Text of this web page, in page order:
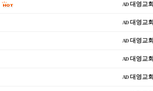
AD 대영교회
AD 대영교회
AD 대영교회
AD 대영교회
AD 대영교회